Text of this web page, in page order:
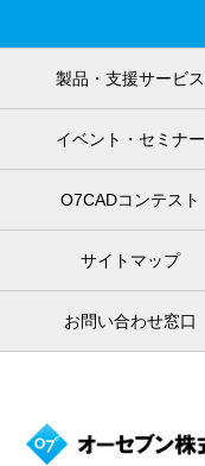
製品・支援サービス
イベント・セミナー
O7CADコンテスト
サイトマップ
お問い合わせ窓口